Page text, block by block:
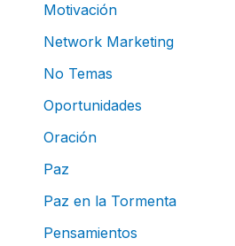
Motivación
Network Marketing
No Temas
Oportunidades
Oración
Paz
Paz en la Tormenta
Pensamientos